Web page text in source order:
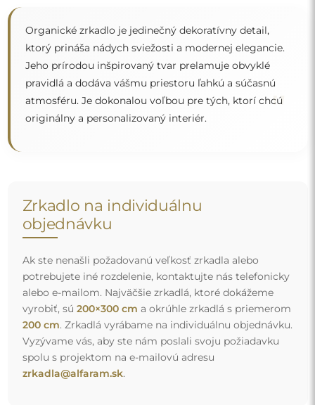
vyrobiť, sú 200×300 cm
a okrúhle zrkadlá s priemerom
200 cm
. Zrkadlá vyrábame na individuálnu objednávku.
Vyzývame vás, aby ste nám poslali svoju požiadavku
spolu s projektom na e-mailovú adresu
zrkadla@alfaram.sk.
Doprava zdarma a bezpečná preprava
Nemusíte sa starať o prepravu – postaráme sa o to, aby
zrkadlo, ktoré ste si objednali, k vám bezpečne dorazilo, a
to úplne zdarma. Disponujeme vlastným vozovým
parkom a vyškoleným personálom, preto vám môžeme
zaručiť, že zrkadlo dorazí v dokonalom stave, bez
dodatočných poplatkov. Aj keď si objednáte zrkadlo
veľkých rozmerov, môžete sa spoľahnúť na rýchle
doručenie.
Pozrite si, ako balíme naše zrkadlá.